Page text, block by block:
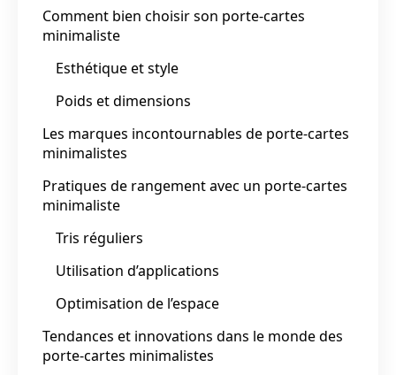
Comment bien choisir son porte-cartes
minimaliste
Esthétique et style
Poids et dimensions
Les marques incontournables de porte-cartes
minimalistes
Pratiques de rangement avec un porte-cartes
minimaliste
Tris réguliers
Utilisation d’applications
Optimisation de l’espace
Tendances et innovations dans le monde des
porte-cartes minimalistes